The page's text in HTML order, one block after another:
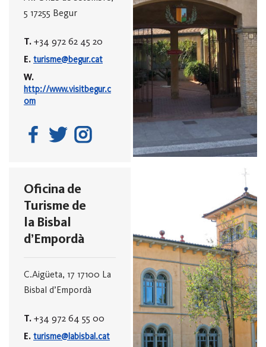
5 17255 Begur
T. +34 972 62 45 20
E. turisme@begur.cat
W.
http://www.visitbegur.c
om
Oficina de
Turisme de
la Bisbal
d’Empordà
C.Aigüeta, 17 17100 La
Bisbal d’Empordà
T. +34 972 64 55 00
E. turisme@labisbal.cat